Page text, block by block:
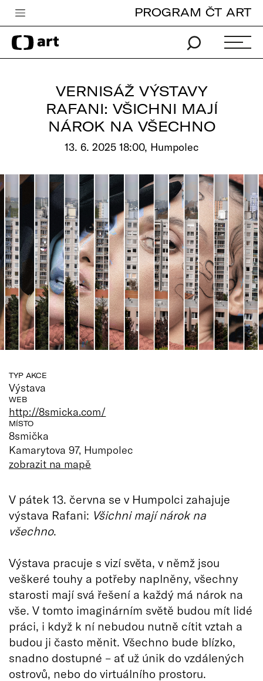
Česká televize
Zpravodajství
TV program
edu
Vše o ČT
PROGRAM ČT ART
VERNISÁŽ VÝSTAVY
RAFANI: VŠICHNI MAJÍ
NÁROK NA VŠECHNO
13. 6. 2025 18:00, Humpolec
TYP AKCE
Výstava
WEB
http://8smicka.com/
MÍSTO
8smička
Kamarytova 97, Humpolec
zobrazit na mapě
V pátek 13. června se v Humpolci zahajuje
výstava Rafani: Všichni mají nárok na
všechno.
Výstava pracuje s vizí světa, v němž jsou
veškeré touhy a potřeby naplněny, všechny
starosti mají svá řešení a každý má nárok na
vše. V tomto imaginárním světě budou mít lidé
práci, i když k ní nebudou nutně cítit vztah a
budou ji často měnit. Všechno bude blízko,
snadno dostupné – ať už únik do vzdálených
ostrovů, nebo do virtuálního prostoru.